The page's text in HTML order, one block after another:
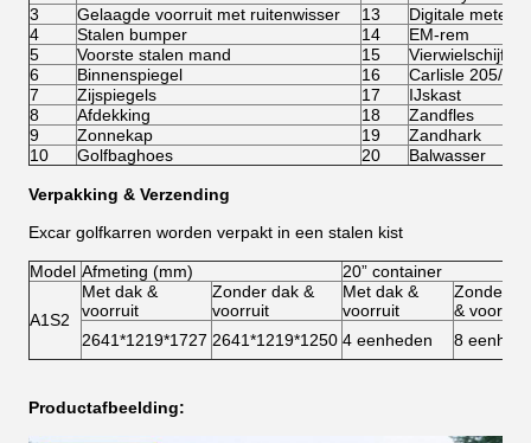
3
Gelaagde voorruit met ruitenwisser 13
Digitale meter
4
Stalen bumper 14
EM-rem
5
Voorste stalen mand 15
6
Binnenspiegel 16
Carlisle 205/
7
Zijspiegels 17
IJskast
8
Afdekking 18
Zandfles
9
Zonnekap 19
Zandhark
10
Golfbaghoes 20 Balwasser
Verpakking & Verzending
Excar golfkarren worden verpakt in een stalen kist
Model Afmeting (mm) 20” container
A1S2
Met dak &
voorruit
Zonder dak &
voorruit
Met dak &
voorruit
Zonder
& voorruit
2641*1219*1727 2641*1219*1250 4 eenheden 8
Productafbeelding: